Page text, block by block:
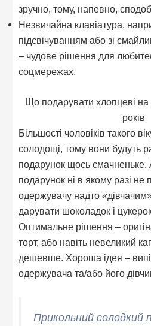
зручно, тому, напевно,
Незвичайна клавіатура,
підсвічуванням або зі
– чудове рішення для
соцмережах.
Що подарувати хлопцеві
років
Більшості чоловіків такого
солодощі, тому вони будуть
подарунок щось смачненьке.
подарунок ні в якому разі не
одержувачу надто
дарувати шоколадок і
Оптимальне рішення –
торт, або навіть невеликий
дешевше. Хороша ідея –
одержувача та/або його
Прикольний солодкий